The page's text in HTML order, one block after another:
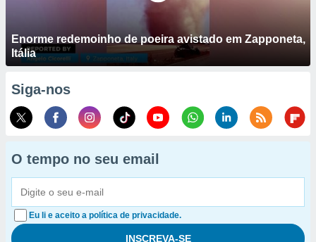
Enorme redemoinho de poeira avistado em Zapponeta,
Itália
Siga-nos
O tempo no seu email
Eu li e aceito a política de privacidade.